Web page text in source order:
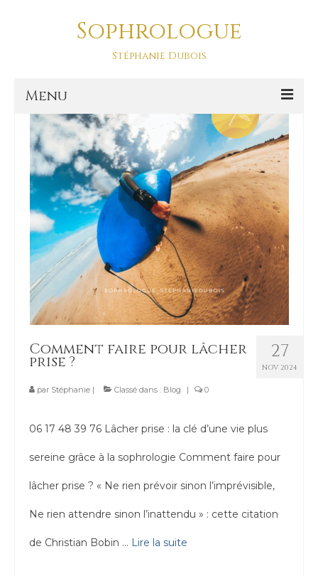
Sophrologue
Stéphanie Dubois
Menu
Accueil
Prestations
SOPHRO DANSE-ASD
Sophro Balade La Baule
La sophrologie
La sophrologie, c’est quoi ?
Blog
27
NOV 2024
Comment faire pour lâcher
prise ?
par Stéphanie | Classé dans : Blog | 0
06 17 48 39 76 Lâcher prise : la clé d’une vie plus
sereine grâce à la sophrologie Comment faire pour
lâcher prise ? « Ne rien prévoir sinon l’imprévisible,
Ne rien attendre sinon l’inattendu » : cette citation
de Christian Bobin … Lire la suite­­